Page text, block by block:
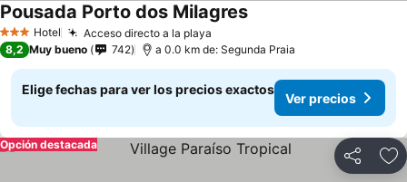
3 Estrellas
Hotel Acceso directo a la playa
Pousada Porto dos Milagres
8,2 Muy bueno 742 a 0.0 km de: Segunda Praia
Elige fechas para ver los precios exactos
Ver precios
Compartir
Opción destacada